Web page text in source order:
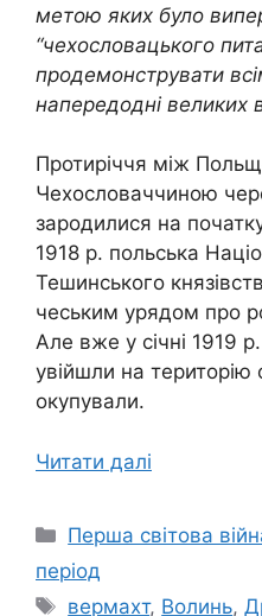
метою яких було
“чехословацького
продемонструвати
напередодні великих
Протиріччя між
Чехословаччиною
зародилися на
1918 р. польська
Тешинського
чеським урядом про
Але вже у січні 1919
увійшли на територію
окупували.
Читати далі
Категорії
Перша світова
період
Позначки
вермахт, Волинь,